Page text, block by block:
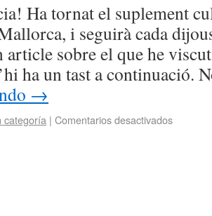
Ha tornat el suplement
i seguirà cada
article sobre el que he
ha un tast a continuació.
→
categoría | Comentarios desactivados